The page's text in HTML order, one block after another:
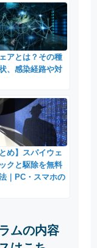
アとは？その種
、感染経路や対
め】スパイウェ
クと駆除を無料
｜PC・スマホの
ムの内容